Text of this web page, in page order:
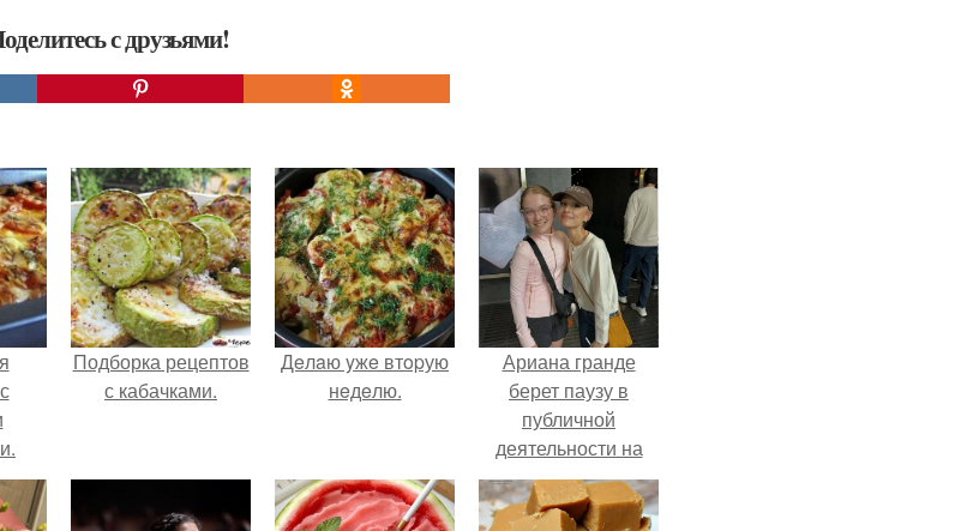
с друзьями!
Подборка рецептов
с кабачками.
Дeлaю yжe втopую
нeдeлю.
Ариана гранде
берет паузу в
публичной
деятельности на
фоне слухов о
своем здоровье.